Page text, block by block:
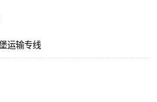
运输专线